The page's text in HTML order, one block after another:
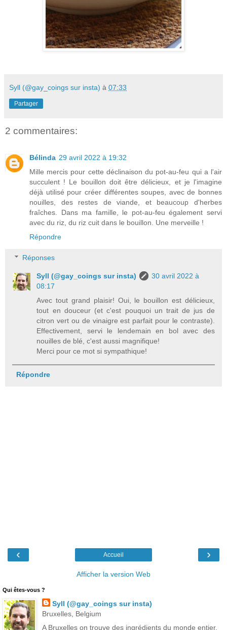
Syll (@gay_coings sur insta) à 07:33
Partager
2 commentaires:
Bélinda 29 avril 2022 à 19:32
Mille mercis pour cette déclinaison du pot-au-feu qui a l'air
succulent ! Le bouillon doit être délicieux, et je l'imagine
déjà utilisé pour créer différentes soupes, avec de bonnes
nouilles, des restes de viande, et beaucoup d'herbes
fraîches. Dans ma famille, le pot-au-feu également servi
avec du riz, du riz cuit dans le bouillon. Une merveille !
Répondre
Réponses
Syll (@gay_coings sur insta)
30 avril 2022 à
08:17
Avec tout grand plaisir! Oui, le bouillon est délicieux,
tout en douceur (et c'est pouquoi un trait de jus de
citron vert ou de vinaigre est parfait pour le contraste).
Effectivement, servi le lendemain en bol avec des
nouilles de blé, c'est aussi magnifique!
Merci pour ce mot si sympathique!
Répondre
‹ ›
Accueil
Afficher la version Web
Qui êtes-vous ?
Syll (@gay_coings sur insta)
Bruxelles, Belgium
A Bruxelles on trouve des ingrédients du monde entier,